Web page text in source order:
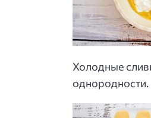
Холодные
однородности.